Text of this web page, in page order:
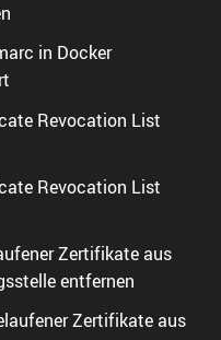
in Docker
Revocation List
Revocation List
Zertifikate aus
entfernen
Zertifikate aus